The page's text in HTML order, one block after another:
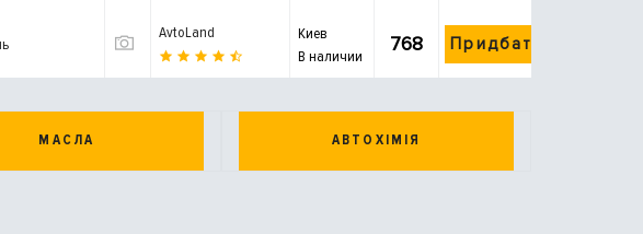
AvtoLand
Киев
В наличии
768 Придбати
МАСЛА АВТОХІМІЯ